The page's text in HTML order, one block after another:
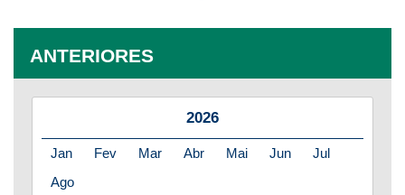
ANTERIORES
2026
Jan Fev Mar Abr Mai Jun
Jul
Ago